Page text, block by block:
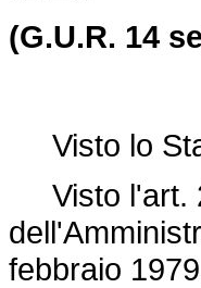
(G.U.R. 14
Visto lo
Visto l'art.
febbraio